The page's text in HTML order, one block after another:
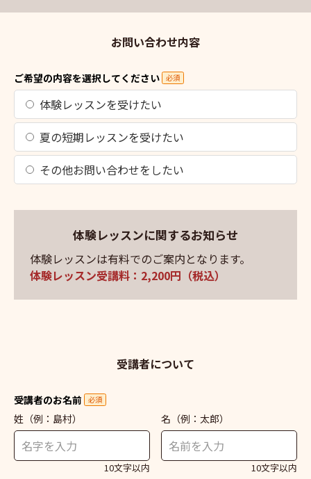
お問い合わせ内容
ご希望の内容を選択してください 必須
体験レッスンを受けたい
夏の短期レッスンを受けたい
その他お問い合わせをしたい
体験レッスンに関するお知らせ
体験レッスンは有料でのご案内となります。
体験レッスン受講料：2,200円（税込）
受講者について
受講者のお名前 必須
姓 （例：島村）
10文字以内
名 （例：太郎）
10文字以内